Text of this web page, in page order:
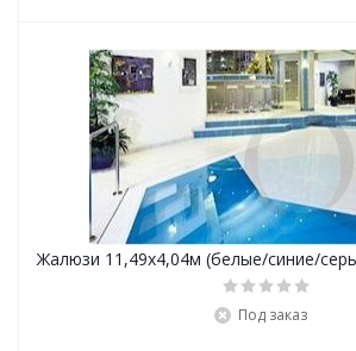
Жалюзи 11,49х4,04м (белые/синие/
Под заказ